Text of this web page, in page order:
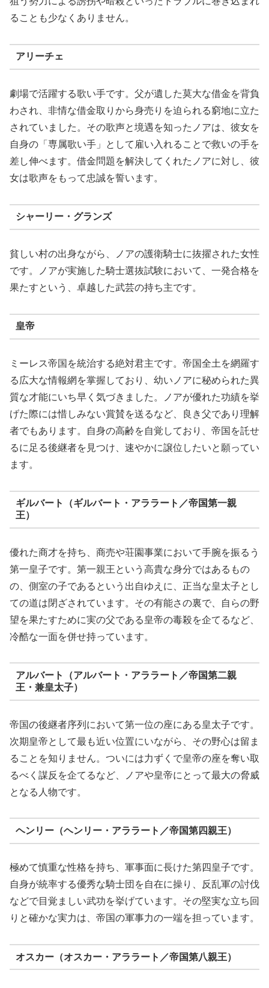
ることも少なくありません。
アリーチェ
劇場で活躍する歌い手です。父が遺した莫大な借金を背負
わされ、非情な借金取りから身売りを迫られる窮地に立た
されていました。その歌声と境遇を知ったノアは、彼女を
自身の「専属歌い手」として雇い入れることで救いの手を
差し伸べます。借金問題を解決してくれたノアに対し、彼
女は歌声をもって忠誠を誓います。
シャーリー・グランズ
貧しい村の出身ながら、ノアの護衛騎士に抜擢された女性
です。ノアが実施した騎士選抜試験において、一発合格を
果たすという、卓越した武芸の持ち主です。
皇帝
ミーレス帝国を統治する絶対君主です。帝国全土を網羅す
る広大な情報網を掌握しており、幼いノアに秘められた異
質な才能にいち早く気づきました。ノアが優れた功績を挙
げた際には惜しみない賞賛を送るなど、良き父であり理解
者でもあります。自身の高齢を自覚しており、帝国を託せ
るに足る後継者を見つけ、速やかに譲位したいと願ってい
ます。
ギルバート（ギルバート・アララート／帝国第一親
王）
優れた商才を持ち、商売や荘園事業において手腕を振るう
第一皇子です。第一親王という高貴な身分ではあるもの
の、側室の子であるという出自ゆえに、正当な皇太子とし
ての道は閉ざされています。その有能さの裏で、自らの野
望を果たすために実の父である皇帝の毒殺を企てるなど、
冷酷な一面を併せ持っています。
アルバート（アルバート・アララート／帝国第二親
王・兼皇太子）
帝国の後継者序列において第一位の座にある皇太子です。
次期皇帝として最も近い位置にいながら、その野心は留ま
ることを知りません。ついには力ずくで皇帝の座を奪い取
るべく謀反を企てるなど、ノアや皇帝にとって最大の脅威
となる人物です。
ヘンリー（ヘンリー・アララート／帝国第四親王）
極めて慎重な性格を持ち、軍事面に長けた第四皇子です。
自身が統率する優秀な騎士団を自在に操り、反乱軍の討伐
などで目覚ましい武功を挙げています。その堅実な立ち回
りと確かな実力は、帝国の軍事力の一端を担っています。
オスカー（オスカー・アララート／帝国第八親王）